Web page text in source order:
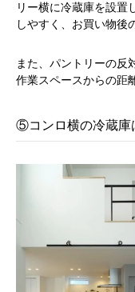
リー横に冷蔵庫を設置
しやすく、お買い物後
また、パントリーの反
作業スペースからの距
⑤コンロ横の冷蔵庫